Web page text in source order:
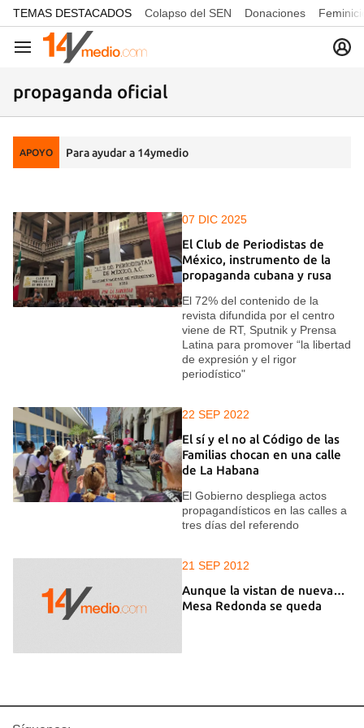
common.go-to-content
TEMAS DESTACADOS Colapso del SEN Donaciones
Navegación
propaganda oficial
APOYO Para ayudar a 14ymedio
07 DIC 2025
El Club de Periodistas de
México, instrumento de la
propaganda cubana y rusa
El 72% del contenido de la
revista difundida por el centro
viene de RT, Sputnik y Prensa
Latina para promover “la libertad
de expresión y el rigor
periodístico"
22 SEP 2022
El sí y el no al Código de las
Familias chocan en una calle
de La Habana
El Gobierno despliega actos
propagandísticos en las calles a
tres días del referendo
21 SEP 2012
Aunque la vistan de nueva…
Mesa Redonda se queda